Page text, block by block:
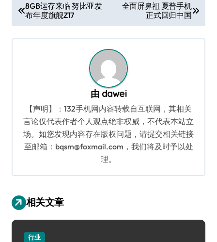
章
导
8GB运存来临 努比亚发
布年度旗舰Z17
全面屏鼻祖 夏普手机
正式回归中国
由 dawei
【声明】：132手机网内容转载自互联网，其相关
言论仅代表作者个人观点绝非权威，不代表本站立
场。如您发现内容存在版权问题，请提交相关链接
至邮箱：bqsm@foxmail.com，我们将及时予以处
理。
相关文章
行业